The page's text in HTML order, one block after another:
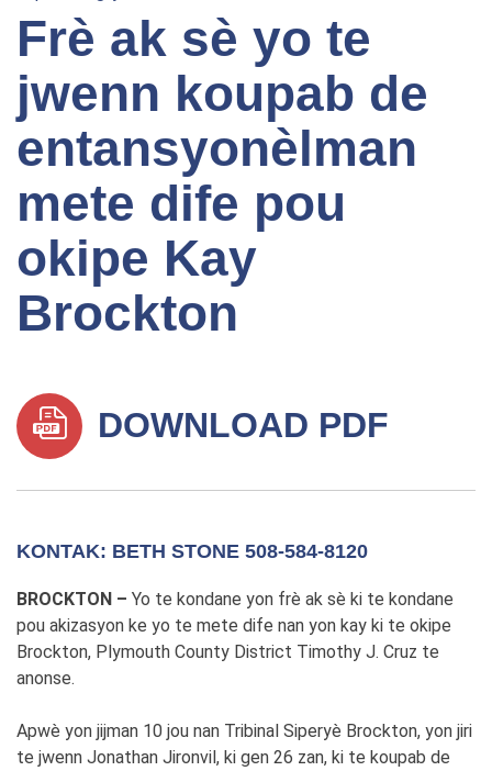
Frè ak sè yo te
jwenn koupab de
entansyonèlman
mete dife pou
okipe Kay
Brockton
DOWNLOAD PDF
KONTAK: BETH STONE 508-584-8120
BROCKTON – Yo te kondane yon frè ak sè ki te kondane
pou akizasyon ke yo te mete dife nan yon kay ki te okipe
Brockton, Plymouth County District Timothy J. Cruz te
anonse.
Apwè yon jijman 10 jou nan Tribinal Siperyè Brockton, yon jiri
te jwenn Jonathan Jironvil, ki gen 26 zan, ki te koupab de